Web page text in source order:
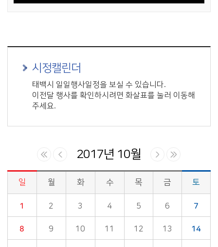
시정캘린더
태백시 일일행사일정을 보실 수 있습니다.
이전달 행사를 확인하시려면 화살표를 눌러 이동해
주세요.
2017년 10월
시정소식>시정 캘린더 게시판의 (2017년 10월) 달력형태로 일정명, 일정내용을 제공합니다.
일 월 화 수 목 금 토
1 2 3 4 5 6 7
8 9 10 11 12 13 14